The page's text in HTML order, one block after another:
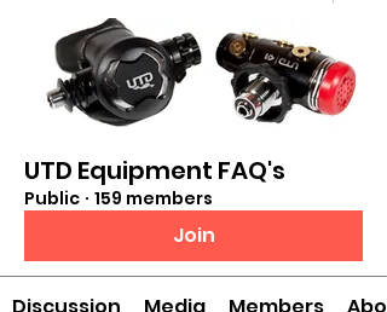
UTD Equipment FAQ's
Public · 159 members
Join